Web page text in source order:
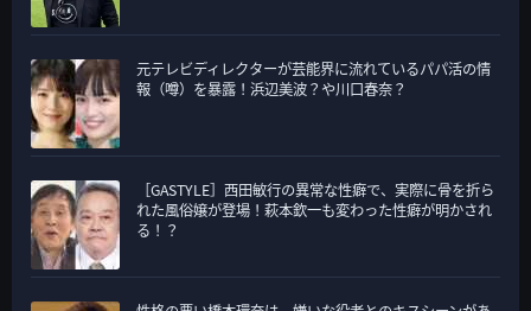
元テレビディレクターが芸能界に流れているパパ活の情
報（噂）を暴露！浜辺美波？や川口春奈？
［GASTYLE］西田敏行の異常な性癖で、実際に骨を折ら
れた風俗嬢が登場！萩本欽一も変わった性癖が明かされ
る！？